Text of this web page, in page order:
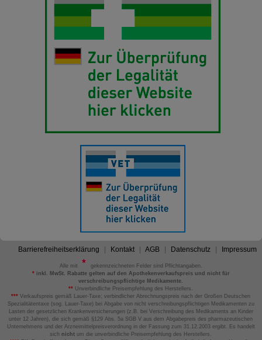
Barrierefreiheitserklärung Kontakt AGB Datenschutz Impressum
Alle mit
gekennzeichneten Felder sind Pflichtangaben.
*inkl. MwSt. Rabatte gelten auf den Apothekenverkaufspreis und nicht für
verschreibungspflichtige Medikamente.
** Unverbindliche Preisempfehlung des Herstellers.
*** Verkaufspreis gemäß Lauer-Taxe; verbindlicher Abrechnungspreis nach der Großen Deutschen
Spezialitätentaxe (sog. Lauer-Taxe) bei Abgabe von nicht verschreibungspflichtigen Medikamenten zu
Lasten der gesetzlichen Krankenversicherungen (z.B. bei Verschreibung des Medikaments an Kinder
unter 12 Jahren), die sich gemäß §129 Abs. 5a SGB V aus dem Abgabepreis des pharmazeutischen
Unternehmens und der Arzneimittelpreisverordnung in der Fassung zum 31.12.2003 ergibt. Es handelt
sich nicht um die unverbindliche Preisempfehlung des Herstellers.